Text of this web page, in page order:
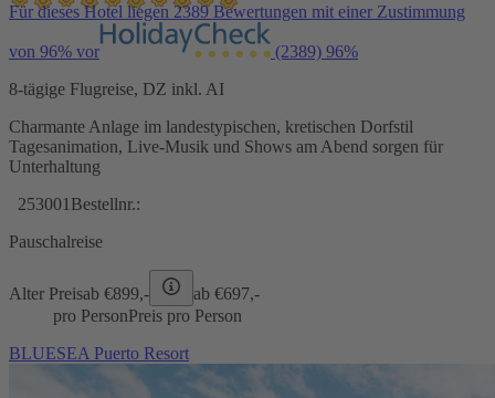
Für dieses Hotel liegen 2389 Bewertungen mit einer Zustimmung
von 96% vor (2389) 96%
8-tägige Flugreise, DZ inkl. AI
Charmante Anlage im landestypischen, kretischen Dorfstil
Tagesanimation, Live-Musik und Shows am Abend sorgen für
Unterhaltung
253001 Bestellnr.:
Pauschalreise
Alter Preisab €899,- ab €697,-
pro PersonPreis pro Person
BLUESEA Puerto Resort